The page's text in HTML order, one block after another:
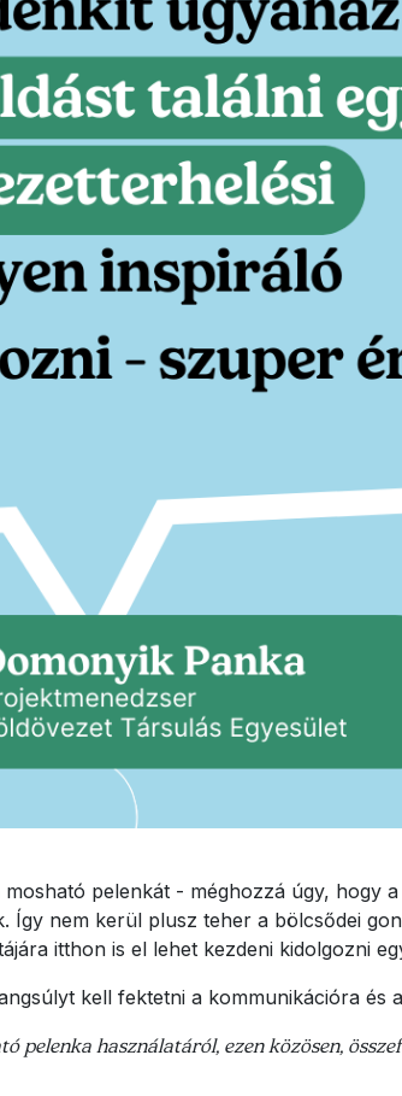
pelenkát - méghozzá úgy, hogy
Így nem kerül plusz teher a bölcsődei
itthon is el lehet kezdeni kidolgozni
kell fektetni a kommunikációra és
pelenka használatáról, ezen közösen,